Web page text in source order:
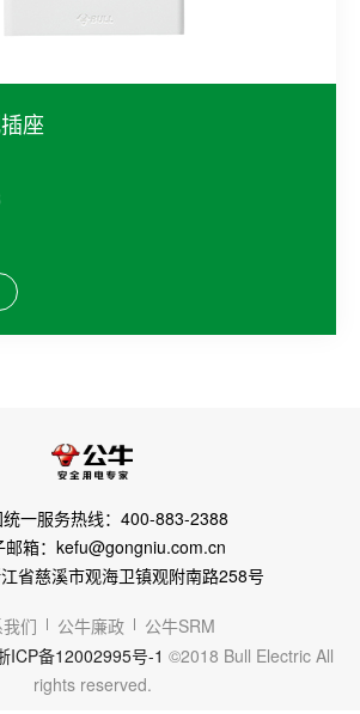
座
一服务热线：400-883-2388
邮箱：kefu@gongniu.com.cn
省慈溪市观海卫镇观附南路258号
们 公牛廉政
公牛SRM
ICP备12002995号-1 ©2018 Bull Electric All
rights reserved.